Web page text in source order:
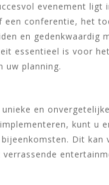
evenement ligt
conferentie, het
en gedenkwaardig
essentieel is voor
uw planning.
en
kunt u
Dit kan